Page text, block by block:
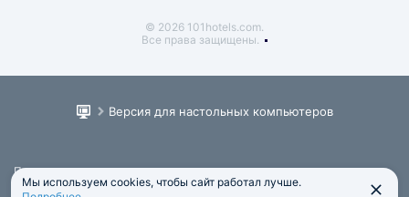
© 2026 101hotels.com.
Все права защищены.
Версия для настольных компьютеров
Пользовательское соглашение
Юридическая информация
Мы используем cookies, чтобы сайт работал лучше.